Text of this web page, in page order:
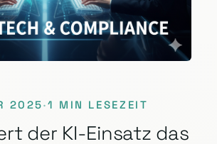
2025·1 MIN LESEZEIT
der KI-Einsatz das